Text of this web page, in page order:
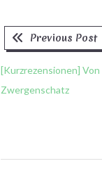
Previous Post
[Kurzrezensionen]
Zwergenschatz